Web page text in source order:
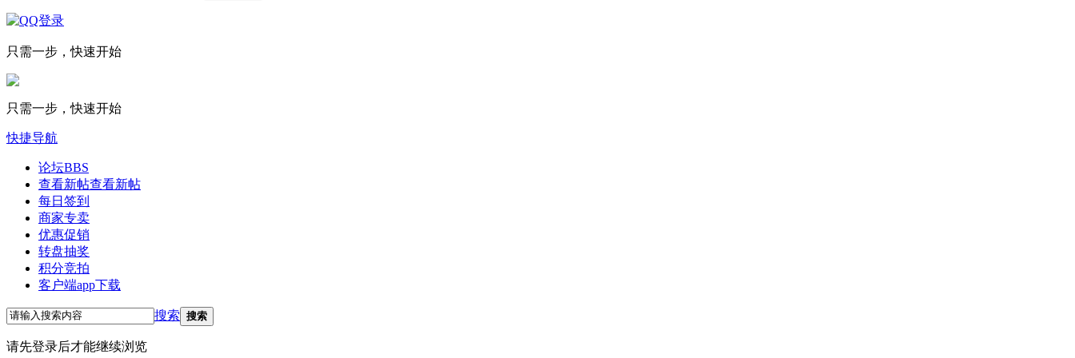
只需一步，快速开始
只需一步，快速开始
快捷导航
论坛BBS
查看新帖查看新帖
每日签到
商家专卖
优惠促销
转盘抽奖
积分竞拍
客户端app下载
搜索 搜索
请先登录后才能继续浏览